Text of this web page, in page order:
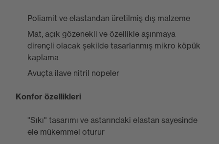
Poliamit ve elastandan üretilmiş dış malzeme
Mat, açık gözenekli ve özellikle aşınmaya
dirençli olacak şekilde tasarlanmış mikro köpük
kaplama
Avuçta ilave nitril nopeler
Konfor özellikleri
"Sıkı" tasarımı ve astarındaki elastan sayesinde
ele mükemmel oturur